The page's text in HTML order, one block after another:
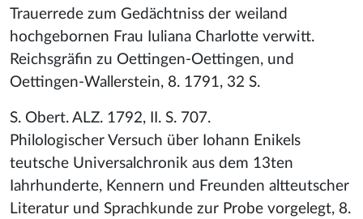
Trauerrede zum Gedächtniss der weiland
hochgebornen Frau Iuliana Charlotte verwitt.
Reichsgräfin zu Oettingen-Oettingen, und
Oettingen-Wallerstein, 8. 1791, 32 S.
S. Obert. ALZ. 1792, II. S. 707.
Philologischer Versuch über Iohann Enikels
teutsche Universalchronik aus dem 13ten
Iahrhunderte, Kennern und Freunden altteutscher
Literatur und Sprachkunde zur Probe vorgelegt, 8.